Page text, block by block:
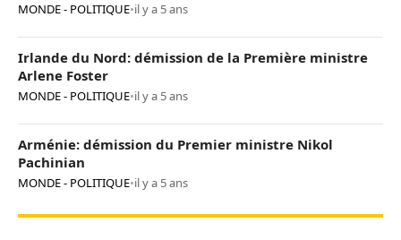
MONDE - POLITIQUE•il y a 5 ans
Irlande du Nord: démission de la Première ministre
Arlene Foster
MONDE - POLITIQUE•il y a 5 ans
Arménie: démission du Premier ministre Nikol
Pachinian
MONDE - POLITIQUE•il y a 5 ans